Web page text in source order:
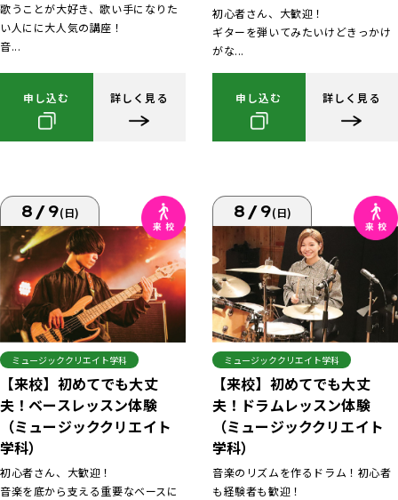
歌うことが大好き、歌い手になりた
い人にに大人気の講座！
音...
申し込む 詳しく見る
初心者さん、大歓迎！
ギターを弾いてみたいけどきっかけ
がな...
申し込む 詳しく見る
8/9(日)
ミュージッククリエイト学科
【来校】初めてでも大丈
夫！ベースレッスン体験
（ミュージッククリエイト
学科）
初心者さん、大歓迎！
音楽を底から支える重要なベースに
8/9(日)
ミュージッククリエイト学科
【来校】初めてでも大丈
夫！ドラムレッスン体験
（ミュージッククリエイト
学科）
音楽のリズムを作るドラム！初心者
も経験者も歓迎！